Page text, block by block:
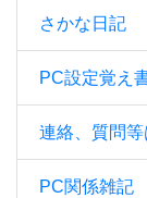
さかな日記
PC設定覚え
連絡、質問
PC関係雑記